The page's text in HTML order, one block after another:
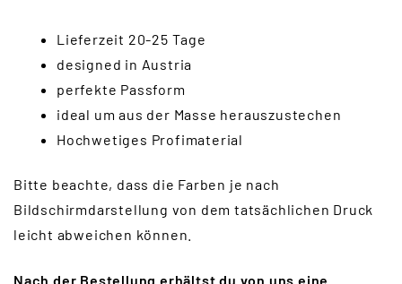
Lieferzeit 20-25 Tage
designed in Austria
perfekte Passform
ideal um aus der Masse herauszustechen
Hochwetiges Profimaterial
Bitte beachte, dass die Farben je nach
Bildschirmdarstellung von dem tatsächlichen Druck
leicht abweichen können.
Nach der Bestellung erhältst du von uns eine